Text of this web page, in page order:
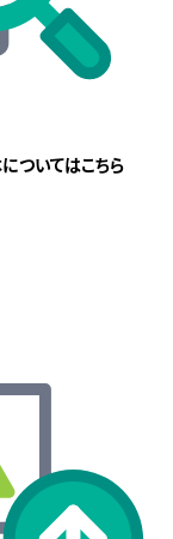
ついてはこちら